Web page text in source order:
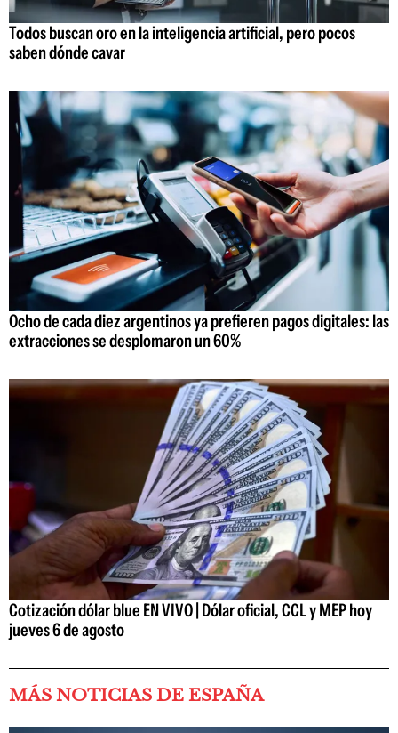
Todos buscan oro en la inteligencia artificial, pero pocos
saben dónde cavar
Ocho de cada diez argentinos ya prefieren pagos digitales: las
extracciones se desplomaron un 60%
Cotización dólar blue EN VIVO | Dólar oficial, CCL y MEP hoy
jueves 6 de agosto
MÁS NOTICIAS DE ESPAÑA